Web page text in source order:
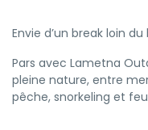
Envie d’un break loin
Pars avec Lametna
pleine nature, entre
pêche, snorkeling et